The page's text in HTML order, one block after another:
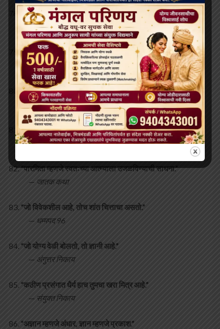
“जो सतत प्रयत्न करतो, त्यालाच यश मिळते.”
—अंगुत्तर निकाय 2.5
“सत्याचा मार्ग काटेरी असतो, पण तोच मुक्तीकडे नेतो.”
—सुत्तनिपात
“स्वतःच्या कल्याणासाठी, दुसऱ्यांचंही कल्याण साधा.”
—उदान 47
“लोभ आणि द्वेष हे अंधाराचे मूळ आहेत.”
—मज्झिम निकाय
“पारमिता म्हणजे स्वतःच्या आत्म्याला उजळविण्याची साधना.”
— जातक कथा
“जो विवेकशील आहे, तोच शांत चित्ताचा असतो.”
— धम्मपद 96
“जो योग्य वेळी बोलतो, तो ज्ञानी आहे.”
— अंगुत्तर निकाय
“कठीण प्रसंगात धैर्य हाच तुमचा खरा मित्र आहे.”
— संयुक्त निकाय
“अज्ञान म्हणजे अंधार, ज्ञान म्हणजे प्रकाश.”